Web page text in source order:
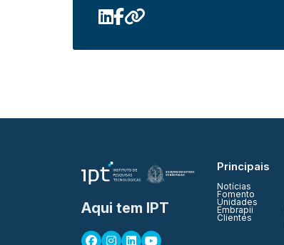
Aqui tem IPT
Principais
Notícias
Fomento
Unidades
Embrapii
Clientes